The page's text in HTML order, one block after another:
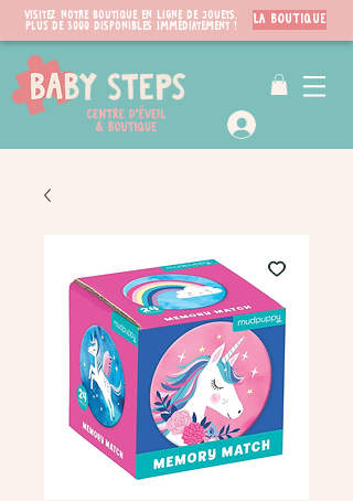
Visitez notre boutique en ligne de jouets.
PLUS de 3000 disponibles immédiatement !
LA BOUTIQUE